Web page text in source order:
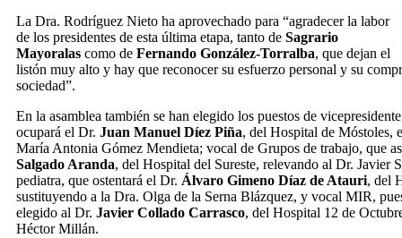
La Dra. Rodríguez Nieto ha aprovechado para “agradecer la labor
de los presidentes de esta última etapa, tanto de Sagrario
Mayoralas como de Fernando González-Torralba, que dejan el
listón muy alto y hay que reconocer su esfuerzo personal y su
sociedad”.
En la asamblea también se han elegido los puestos de
ocupará el Dr. Juan Manuel Díez Piña, del Hospital de Móstoles,
María Antonia Gómez Mendieta; vocal de Grupos de trabajo, que
Salgado Aranda, del Hospital del Sureste, relevando al Dr. Javier
pediatra, que ostentará el Dr. Álvaro Gimeno Díaz de Atauri, del
sustituyendo a la Dra. Olga de la Serna Blázquez, y vocal MIR,
elegido al Dr. Javier Collado Carrasco, del Hospital 12 de
Héctor Millán.